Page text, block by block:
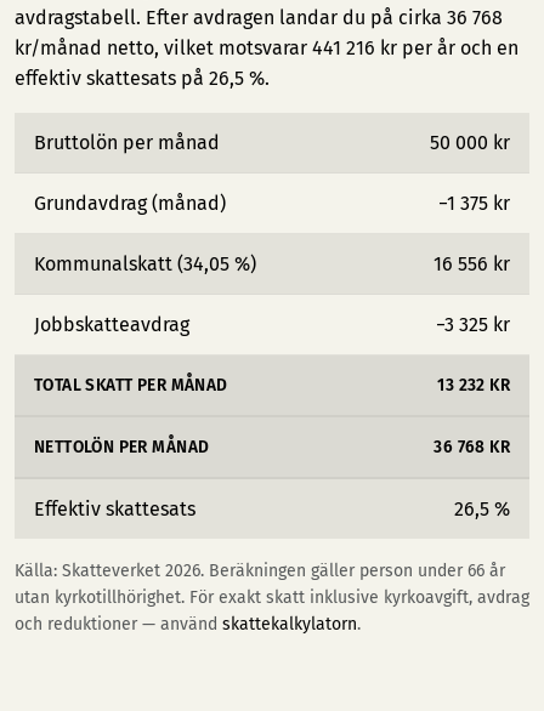
avdragstabell. Efter avdragen landar du på cirka 36 768
kr/månad netto, vilket motsvarar 441 216 kr per år och en
effektiv skattesats på 26,5 %.
Bruttolön per månad 50 000 kr
Grundavdrag (månad) −1 375 kr
Kommunalskatt (34,05 %) 16 556 kr
Jobbskatteavdrag −3 325 kr
TOTAL SKATT PER MÅNAD 13 232 KR
NETTOLÖN PER MÅNAD 36 768 KR
Effektiv skattesats 26,5 %
Källa: Skatteverket 2026. Beräkningen gäller person under 66 år
utan kyrkotillhörighet. För exakt skatt inklusive kyrkoavgift, avdrag
och reduktioner — använd skattekalkylatorn.